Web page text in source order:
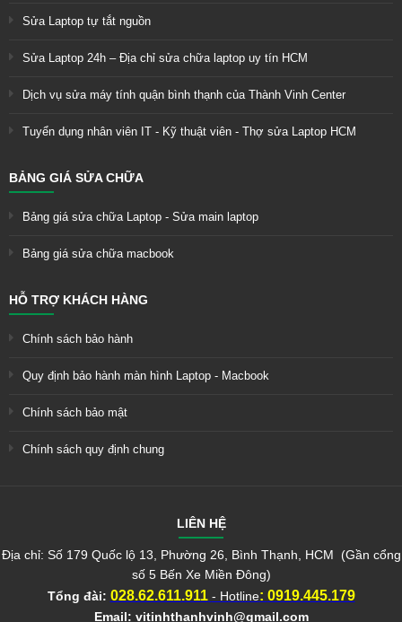
Sửa Laptop tự tắt nguồn
Sửa Laptop 24h – Địa chỉ sửa chữa laptop uy tín HCM
Dịch vụ sửa máy tính quận bình thạnh của Thành Vinh Center
Tuyển dụng nhân viên IT - Kỹ thuật viên - Thợ sửa Laptop HCM
BẢNG GIÁ SỬA CHỮA
Bảng giá sửa chữa Laptop - Sửa main laptop
Bảng giá sửa chữa macbook
HỖ TRỢ KHÁCH HÀNG
Chính sách bảo hành
Quy định bảo hành màn hình Laptop - Macbook
Chính sách bảo mật
Chính sách quy định chung
LIÊN HỆ
Địa chỉ: Số 179 Quốc lộ 13, Phường 26, Bình Thạnh, HCM (Gần cổng
số 5 Bến Xe Miền Đông)
Tổng đài: 028.62.611.911 - Hotline: 0919.445.179
Email: vitinhthanhvinh@gmail.com